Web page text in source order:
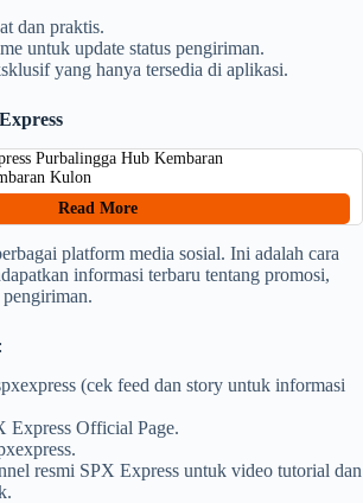
dan praktis.
untuk update status pengiriman.
yang hanya tersedia di aplikasi.
Purbalingga Hub Kembaran
Kulon
Read More
platform media sosial. Ini adalah cara
informasi terbaru tentang promosi,
(cek feed dan story untuk informasi
Express Official Page.
resmi SPX Express untuk video tutorial dan